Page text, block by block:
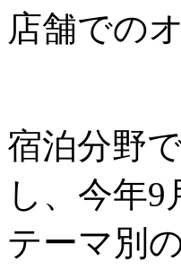
店舗での
宿泊分野
し、今年
テーマ別